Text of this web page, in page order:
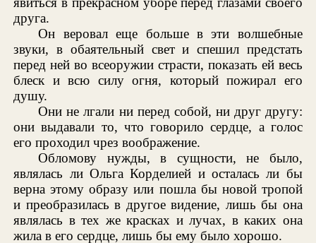
друга.
Он веровал еще больше в эти волшебные
звуки, в обаятельный свет и спешил предстать
перед ней во всеоружии страсти, показать ей весь
блеск и всю силу огня, который пожирал его
душу.
Они не лгали ни перед собой, ни друг другу:
они выдавали то, что говорило сердце, а голос
его проходил чрез воображение.
Обломову нужды, в сущности, не было,
являлась ли Ольга Корделией и осталась ли бы
верна этому образу или пошла бы новой тропой
и преобразилась в другое видение, лишь бы она
являлась в тех же красках и лучах, в каких она
жила в его сердце, лишь бы ему было хорошо.